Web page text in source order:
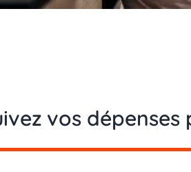
vos dépenses